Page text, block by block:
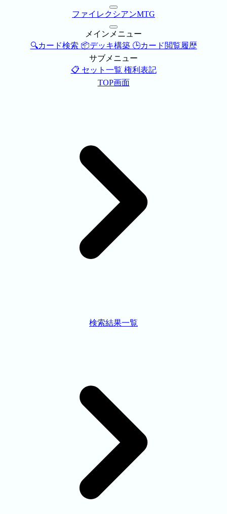
ファイレクシアンMTG
メインメニュー
🔍カード検索 📦デッキ構築 🕒カード閲覧履歴
サブメニュー
📋 セット一覧 権利表記
TOP画面
検索結果一覧